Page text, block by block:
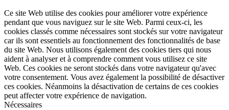
Ce site Web utilise des cookies pour améliorer votre expérience
pendant que vous naviguez sur le site Web. Parmi ceux-ci, les
cookies classés comme nécessaires sont stockés sur votre navigateur
car ils sont essentiels au fonctionnement des fonctionnalités de base
du site Web. Nous utilisons également des cookies tiers qui nous
aident à analyser et à comprendre comment vous utilisez ce site
Web. Ces cookies ne seront stockés dans votre navigateur qu'avec
votre consentement. Vous avez également la possibilité de désactiver
ces cookies. Néanmoins la désactivation de certains de ces cookies
peut affecter votre expérience de navigation.
Nécessaires